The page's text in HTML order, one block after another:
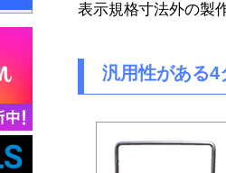
表示規格寸法外の製
汎用性がある4